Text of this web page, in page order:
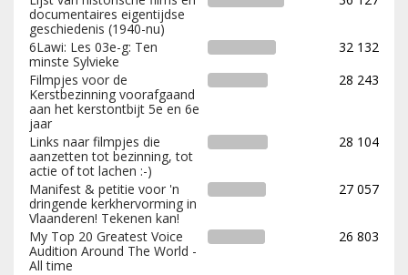
documentaires eigentijdse
geschiedenis (1940-nu)
6Lawi: Les 03e-g: Ten
minste Sylvieke
32 132
Filmpjes voor de
Kerstbezinning voorafgaand
aan het kerstontbijt 5e en 6e
jaar
28 243
Links naar filmpjes die
aanzetten tot bezinning, tot
actie of tot lachen :-)
28 104
Manifest & petitie voor 'n
dringende kerkhervorming in
Vlaanderen! Tekenen kan!
27 057
My Top 20 Greatest Voice
Audition Around The World -
All time
26 803